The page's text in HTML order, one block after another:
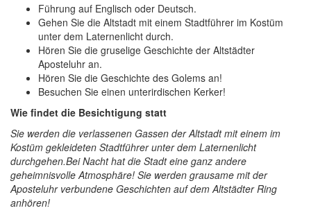
Führung auf Englisch oder Deutsch.
Gehen Sie die Altstadt mit einem Stadtführer im Kostüm
unter dem Laternenlicht durch.
Hören Sie die gruselige Geschichte der Altstädter
Aposteluhr an.
Hören Sie die Geschichte des Golems an!
Besuchen Sie einen unterirdischen Kerker!
Wie findet die Besichtigung statt
Sie werden die verlassenen Gassen der Altstadt mit einem im
Kostüm gekleideten Stadtführer unter dem Laternenlicht
durchgehen.Bei Nacht hat die Stadt eine ganz andere
geheimnisvolle Atmosphäre! Sie werden grausame mit der
Aposteluhr verbundene Geschichten auf dem Altstädter Ring
anhören!